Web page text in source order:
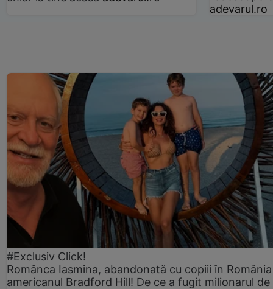
adevarul.ro
#Exclusiv Click!
Românca Iasmina, abandonată cu copiii în
americanul Bradford Hill! De ce a fugit milionarul de